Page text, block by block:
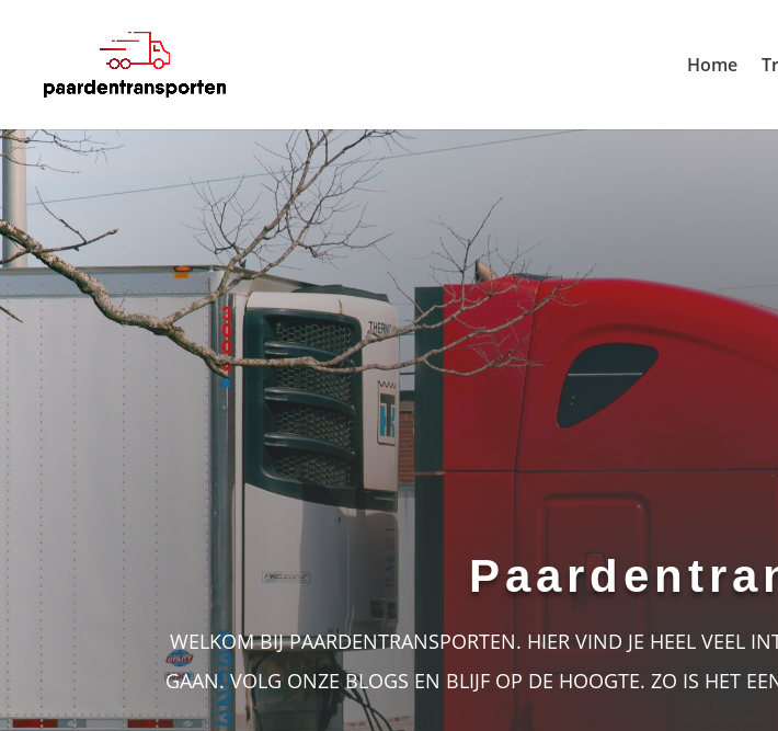
Home
WELKOM BIJ PAARDENTRANSPORTEN. HIER VIND JE HEEL VEEL
GAAN. VOLG ONZE BLOGS EN BLIJF OP DE HOOGTE. ZO IS HET